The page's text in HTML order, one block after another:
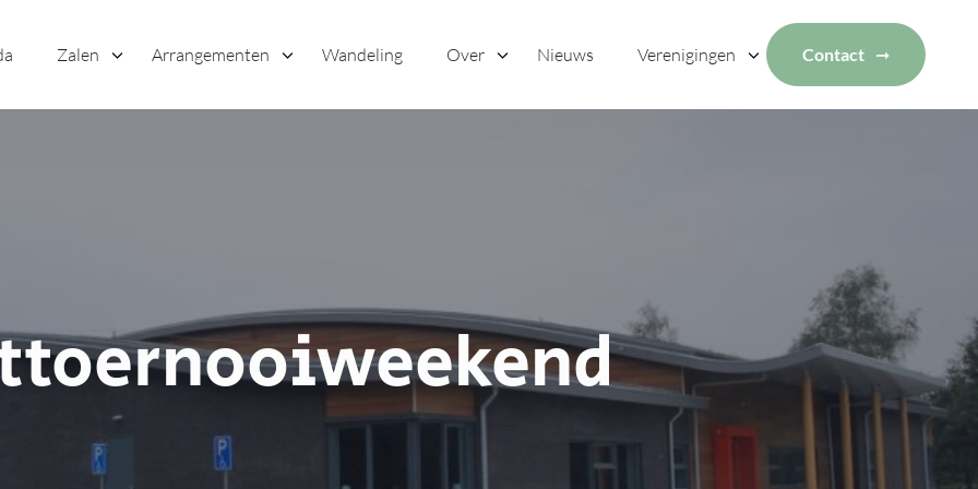
Zalen Arrangementen Wandeling Over Nieuws Verenigingen Contact